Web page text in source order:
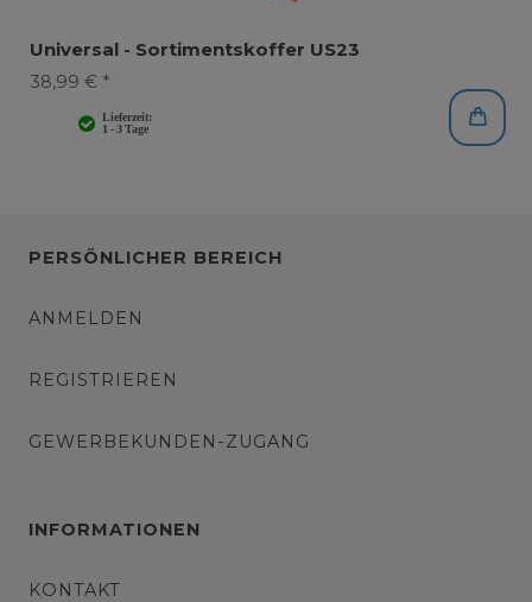
Universal - Sortimentskoffer US23
38,99 € *
PERSÖNLICHER BEREICH
ANMELDEN
REGISTRIEREN
GEWERBEKUNDEN-ZUGANG
INFORMATIONEN
KONTAKT